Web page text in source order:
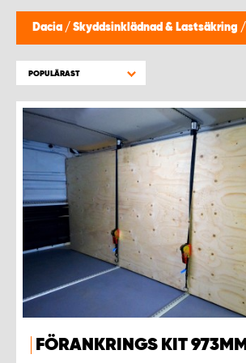
Dacia / Skyddsinklädnad & Lastsäkring /
POPULÄRAST
FÖRANKRINGS KIT 973MM
WORK SYSTEM KARLSTAD
WORK SYSTEM KIRUNA
WORK SYSTEM KRISTIANSTAD
WORK SYSTEM LINKÖPING
WORK SYSTEM LULEÅ